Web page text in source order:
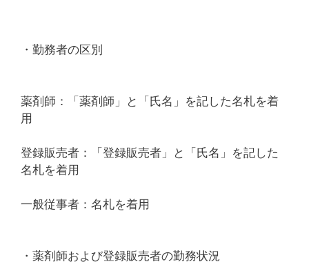
・勤務者の区別
薬剤師：「薬剤師」と「氏名」を記した名札を着
用
登録販売者：「登録販売者」と「氏名」を記した
名札を着用
一般従事者：名札を着用
・薬剤師および登録販売者の勤務状況